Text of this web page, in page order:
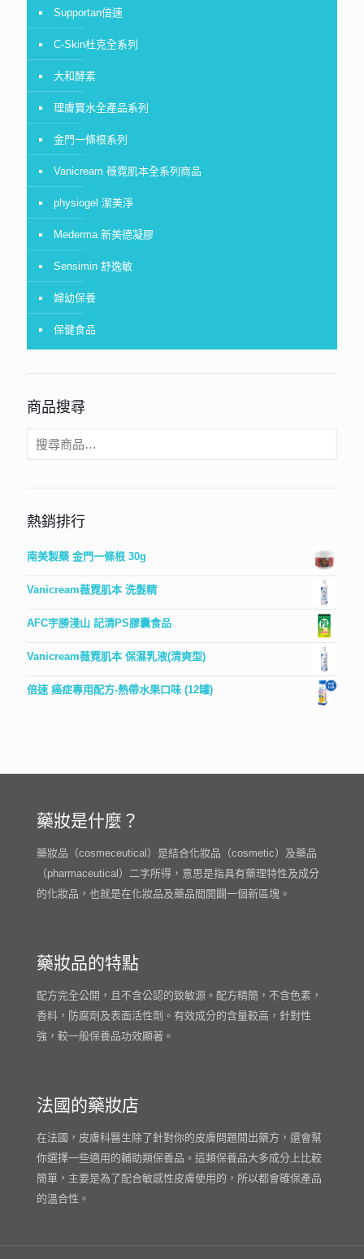
Supportan倍速
C-Skin杜克全系列
大和酵素
理膚寶水全產品系列
金門一條根系列
Vanicream 薇霓肌本全系列商品
physiogel 潔美淨
Mederma 新美德凝膠
Sensimin 舒逸敏
婦幼保養
保健食品
商品搜尋
熱銷排行
南美製藥 金門一條根 30g
Vanicream薇霓肌本 洗髮精
AFC宇勝淺山 記清PS膠囊食品
Vanicream薇霓肌本 保濕乳液(清爽型)
倍速 癌症專用配方-熱帶水果口味 (12罐)
藥妝是什麼？
藥妝品（cosmeceutical）是結合化妝品（cosmetic）及藥品
（pharmaceutical）二字所得，意思是指具有藥理特性及成分
的化妝品，也就是在化妝品及藥品間開闢一個新區塊。
藥妝品的特點
配方完全公開，且不含公認的致敏源。配方精簡，不含色素，
香料，防腐劑及表面活性劑。有效成分的含量較高，針對性
強，較一般保養品功效顯著。
法國的藥妝店
在法國，皮膚科醫生除了針對你的皮膚問題開出藥方，還會幫
你選擇一些適用的輔助類保養品。這類保養品大多成分上比較
簡單，主要是為了配合敏感性皮膚使用的，所以都會確保產品
的溫合性。